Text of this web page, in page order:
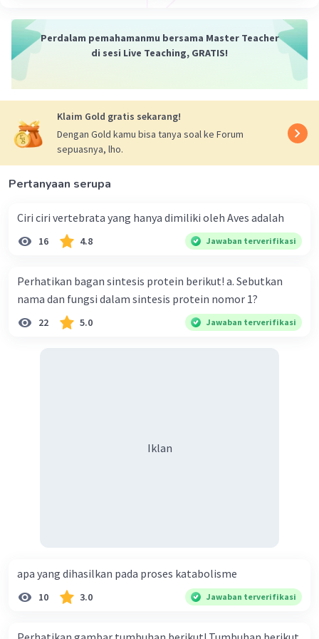
adalah
keseluruhan unit osteon yang mencakup kanalis
Haversi dan lapisan-lapisan lamela di
Beri Rating 0.0 Balas
Perdalam pemahamanmu bersama Master Teacher
di sesi Live Teaching, GRATIS!
Klaim Gold gratis sekarang!
Dengan Gold kamu bisa tanya soal ke Forum
sepuasnya, lho.
Pertanyaan serupa
Ciri ciri vertebrata yang hanya dimiliki oleh Aves adalah
16 4.8 Jawaban terverifikasi
Perhatikan bagan sintesis protein berikut! a. Sebutkan
nama dan fungsi dalam sintesis protein nomor 1?
22 5.0 Jawaban terverifikasi
Iklan
apa yang dihasilkan pada proses katabolisme
10 3.0 Jawaban terverifikasi